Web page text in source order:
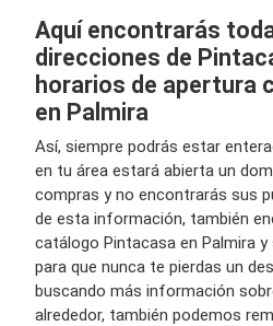
Aquí encontrarás
direcciones de
horarios de apertura
en Palmira
Así, siempre podrás estar
en tu área estará abierta un
compras y no encontrarás sus
de esta información, también
catálogo Pintacasa en Palmira
para que nunca te pierdas un
buscando más información
alrededor, también podemos